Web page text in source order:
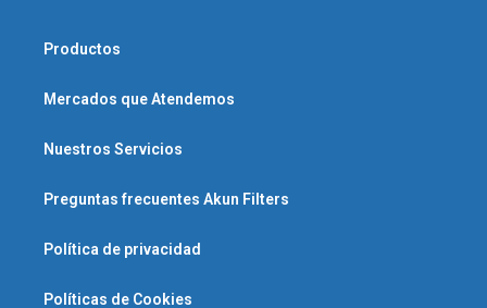
Productos
Mercados que Atendemos
Nuestros Servicios
Preguntas frecuentes Akun Filters
Política de privacidad
Políticas de Cookies